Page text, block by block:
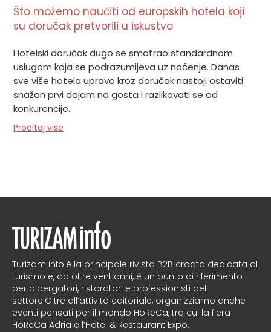
Što možemo naučiti od europskih hotela koji
su doručak pretvorili u iskustvo
Hotelski doručak dugo se smatrao standardnom
uslugom koja se podrazumijeva uz noćenje. Danas
sve više hotela upravo kroz doručak nastoji ostaviti
snažan prvi dojam na gosta i razlikovati se od
konkurencije.
Pročitaj više
Turizam info è la principale rivista B2B croata dedicata al
turismo e, da oltre vent’anni, è un punto di riferimento
per albergatori, ristoratori e professionisti del
settore.Oltre all’attività editoriale, organizziamo anche
eventi pensati per il mondo HoReCa, tra cui la fiera
HoReCa Adria e l’Hotel & Restaurant Expo.